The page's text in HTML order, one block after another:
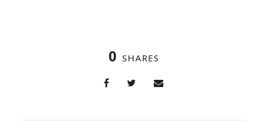
0 SHARES